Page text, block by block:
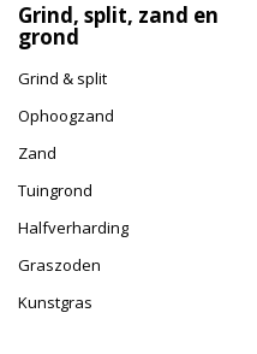
Grind, split, zand en
grond
Grind & split
Ophoogzand
Zand
Tuingrond
Halfverharding
Graszoden
Kunstgras